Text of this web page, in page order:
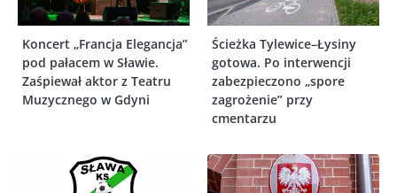
Koncert „Francja Elegancja”
pod pałacem w Sławie.
Zaśpiewał aktor z Teatru
Muzycznego w Gdyni
Ścieżka Tylewice–Łysiny
gotowa. Po interwencji
zabezpieczono „spore
zagrożenie” przy
cmentarzu